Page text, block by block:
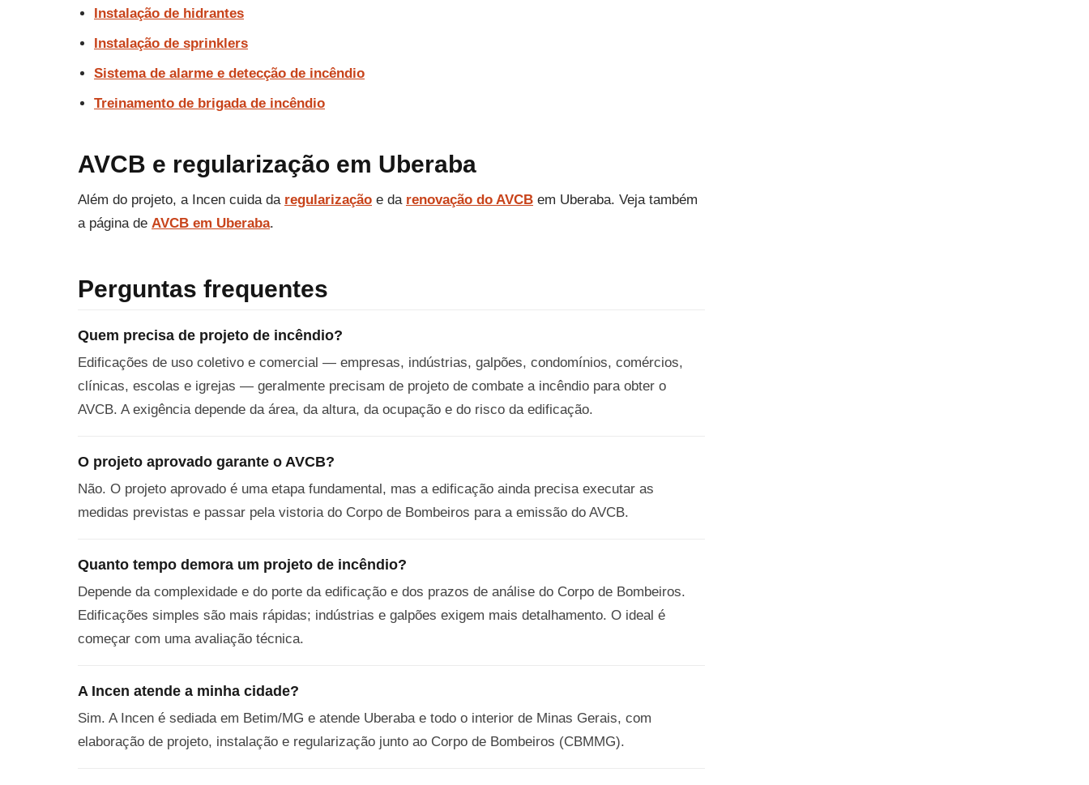
Instalação de hidrantes
Instalação de sprinklers
Sistema de alarme e detecção de incêndio
Treinamento de brigada de incêndio
AVCB e regularização em Uberaba
Além do projeto, a Incen cuida da regularização e da renovação do AVCB em Uberaba. Veja também
a página de AVCB em Uberaba.
Perguntas frequentes
Quem precisa de projeto de incêndio?
Edificações de uso coletivo e comercial — empresas, indústrias, galpões, condomínios, comércios,
clínicas, escolas e igrejas — geralmente precisam de projeto de combate a incêndio para obter o
AVCB. A exigência depende da área, da altura, da ocupação e do risco da edificação.
O projeto aprovado garante o AVCB?
Não. O projeto aprovado é uma etapa fundamental, mas a edificação ainda precisa executar as
medidas previstas e passar pela vistoria do Corpo de Bombeiros para a emissão do AVCB.
Quanto tempo demora um projeto de incêndio?
Depende da complexidade e do porte da edificação e dos prazos de análise do Corpo de Bombeiros.
Edificações simples são mais rápidas; indústrias e galpões exigem mais detalhamento. O ideal é
começar com uma avaliação técnica.
A Incen atende a minha cidade?
Sim. A Incen é sediada em Betim/MG e atende Uberaba e todo o interior de Minas Gerais, com
elaboração de projeto, instalação e regularização junto ao Corpo de Bombeiros (CBMMG).